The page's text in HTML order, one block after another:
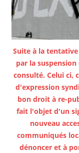
Suite à la
par la
consulté. Celui ci,
d'expression
bon droit à re-
fait l'objet d'un
nouveau
communiqués
dénoncer et à